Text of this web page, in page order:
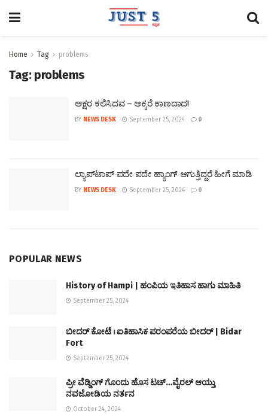
Home Tag problems
Tag: problems
ಅಕ್ಷರ ಕಲಿಸಿದವ – ಅಕ್ಕರೆ ಕಾಣದಾದ!
BY NEWS DESK September 25, 2024 0
ಲ್ಯಾಪ್‌ಟಾಪ್‌ ಪದೇ ಪದೇ ಹ್ಯಾಂಗ್‌ ಆಗುತ್ತಿದ್ದರೆ ಹೀಗೆ ಮಾಡಿ
BY NEWS DESK September 25, 2024 0
POPULAR NEWS
History of Hampi | ಹಂಪಿಯ ಇತಿಹಾಸ ಹಾಗು ಮಾಹಿತಿ
September 25, 2024
ಬೀದರ್ ಕೋಟೆ । ಐತಿಹಾಸಿಕ ಪರಂಪರೆಯ ಬೀದರ್ | Bidar
Fort
September 25, 2024
ಪ್ರೀ ವೆಡ್ಡಿಂಗ್ ಗೊಂದು ಹೊಸ ಟಚ್…ವೈರಲ್ ಆಯ್ತು
ನವಜೋಡಿಯ ನರ್ತನ
October 24, 2024